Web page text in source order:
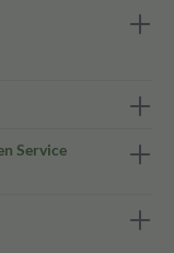
Service